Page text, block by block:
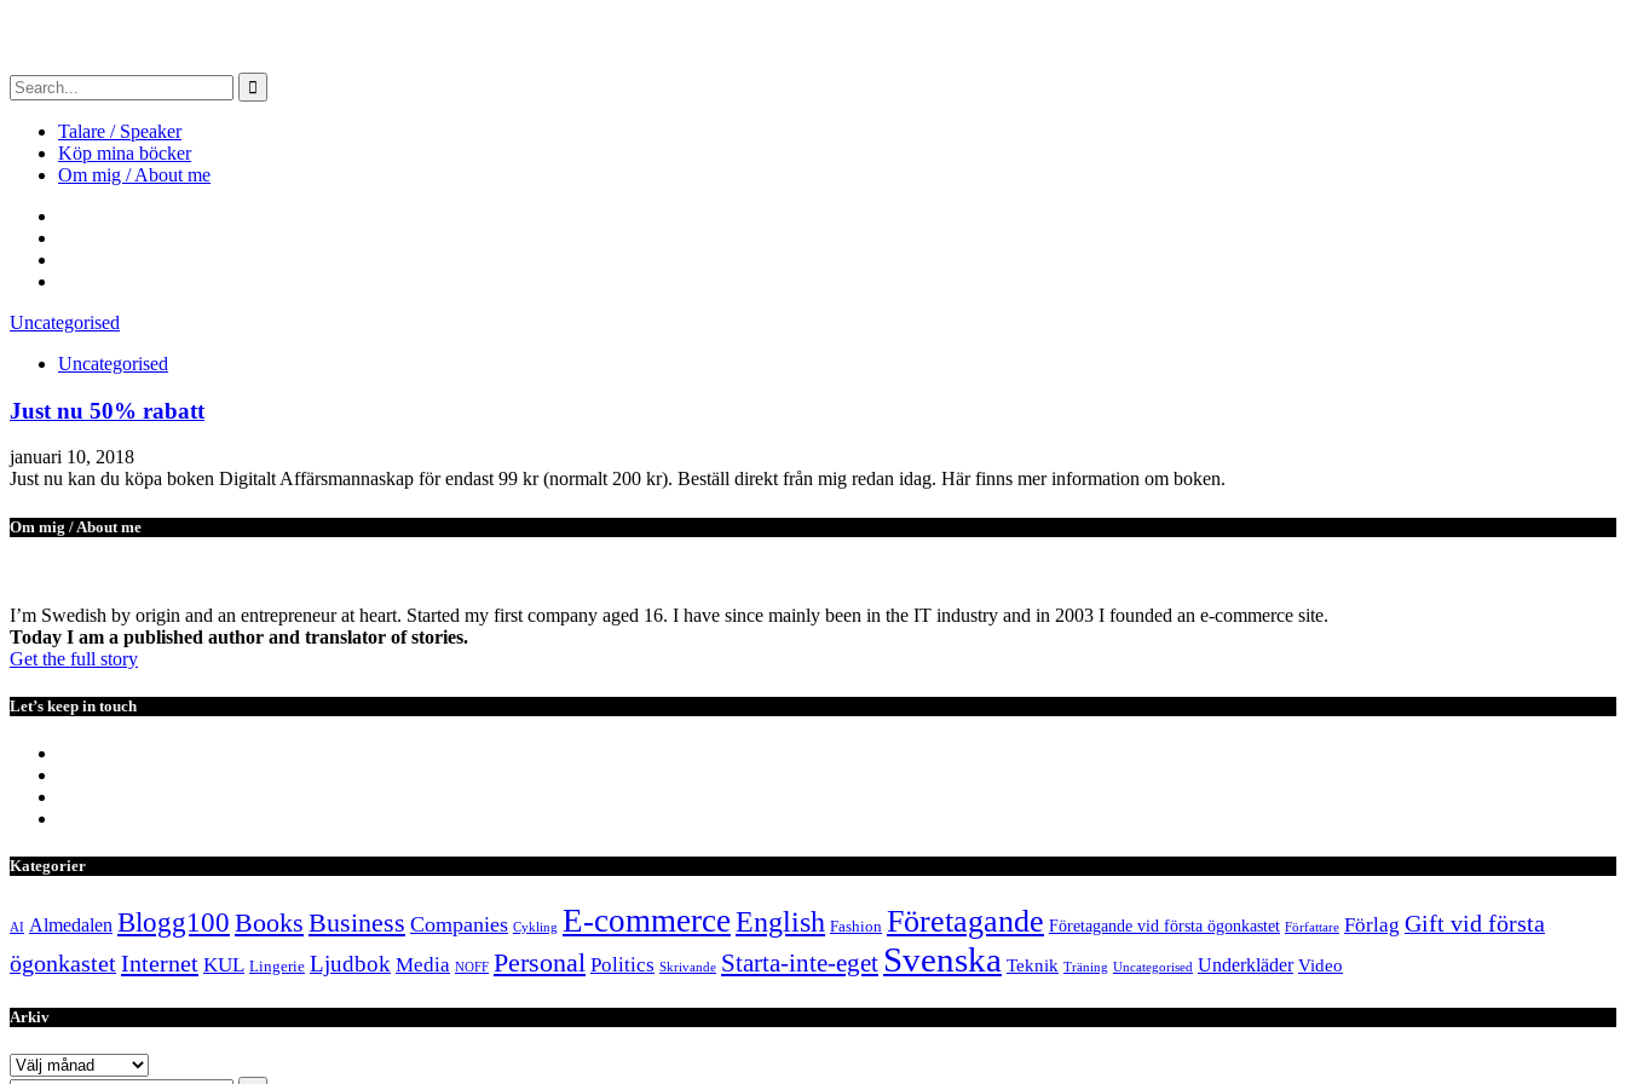
Talare / Speaker
Köp mina böcker
Om mig / About me
Uncategorised
Uncategorised
Just nu 50% rabatt
januari 10, 2018
Just nu kan du köpa boken Digitalt Affärsmannaskap för endast 99 kr (normalt 200 kr). Beställ direkt från mig redan idag. Här finns mer information om boken.
Om mig / About me
I’m Swedish by origin and an entrepreneur at heart. Started my first company aged 16. I have since mainly been in the IT industry and in 2003 I founded an e-commerce site.
Today I am a published author and translator of stories.
Get the full story
Let’s keep in touch
Kategorier
AI Almedalen Blogg100 Books Business Companies Cykling E-commerceEnglish Fashion Företagande Företagande vid första ögonkastet Författare Förlag Gift vid första
ögonkastetInternet KUL Lingerie Ljudbok Media NOFF Personal Politics Skrivande Starta-inte-eget Svenska Teknik Träning Uncategorised Underkläder Video
Arkiv
Arkiv